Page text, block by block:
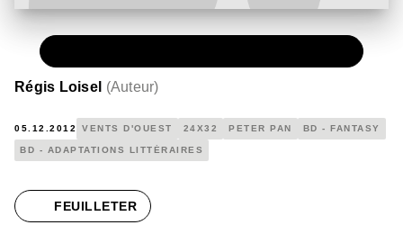
Régis Loisel (Auteur)
05.12.2012 VENTS D'OUEST 24X32 PETER PAN BD - FANTASY
BD - ADAPTATIONS LITTÉRAIRES
FEUILLETER